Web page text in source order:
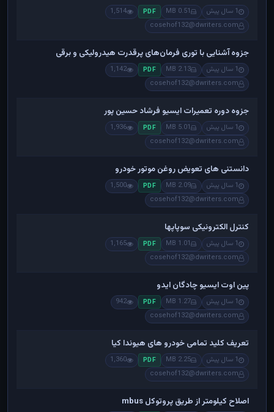
1 سال پیش 0.51 MB
PDF
1,514
cosehof132@dwriters.com
جزوه آشنایی با توری فرمان‌های پرقدرت هیدرولیکی و برقی
1 سال پیش 2.13 MB
PDF
1,142
cosehof132@dwriters.com
جزوه دوره تعمیرات ایسیو فرشاد حسین پور
1 سال پیش 5.01 MB
PDF
1,936
cosehof132@dwriters.com
دانستنی های تعویض روغن موتور خودرو
1 سال پیش 2.09 MB
PDF
1,500
cosehof132@dwriters.com
کنترل الکترونیکی سوپاپها
1 سال پیش 1.01 MB
PDF
1,165
cosehof132@dwriters.com
پین اوت ایسیو چادگان ایدو
1 سال پیش 1.27 MB
PDF
942
cosehof132@dwriters.com
تعریف کلید تمامی خودرو های هیوندا کیا
1 سال پیش 2.25 MB
PDF
1,360
cosehof132@dwriters.com
اصلاح کیلومتر از طریق پروتوکل mbus